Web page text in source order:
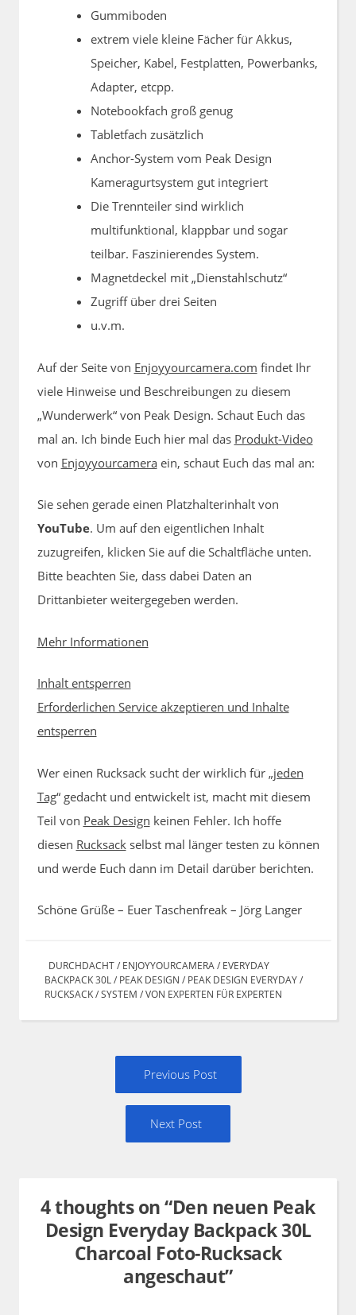
Gummiboden
extrem viele kleine Fächer für Akkus,
Speicher, Kabel, Festplatten, Powerbanks,
Adapter, etcpp.
Notebookfach groß genug
Tabletfach zusätzlich
Anchor-System vom Peak Design
Kameragurtsystem gut integriert
Die Trennteiler sind wirklich
multifunktional, klappbar und sogar
teilbar. Faszinierendes System.
Magnetdeckel mit „Dienstahlschutz“
Zugriff über drei Seiten
u.v.m.
Auf der Seite von Enjoyyourcamera.com findet Ihr
viele Hinweise und Beschreibungen zu diesem
„Wunderwerk“ von Peak Design. Schaut Euch das
mal an. Ich binde Euch hier mal das Produkt-Video
von Enjoyyourcameraein, schaut Euch das mal an:
Sie sehen gerade einen Platzhalterinhalt von
YouTube. Um auf den eigentlichen Inhalt
zuzugreifen, klicken Sie auf die Schaltfläche unten.
Bitte beachten Sie, dass dabei Daten an
Drittanbieter weitergegeben werden.
Mehr Informationen
Inhalt entsperren
Erforderlichen Service akzeptieren und Inhalte
entsperren
Wer einen Rucksack sucht der wirklich für „jeden
Tag“ gedacht und entwickelt ist, macht mit diesem
Teil von Peak Design keinen Fehler. Ich hoffe
diesen Rucksack selbst mal länger testen zu können
und werde Euch dann im Detail darüber berichten.
Schöne Grüße – Euer Taschenfreak – Jörg Langer
DURCHDACHT/ ENJOYYOURCAMERA/ EVERYDAY
BACKPACK 30L/ PEAK DESIGN / PEAK DESIGN EVERYDAY/
RUCKSACK/SYSTEM /VON EXPERTEN FÜR EXPERTEN
Previous Post
post:
Next Post
Post:
4 thoughts on “Den neuen Peak
Design Everyday Backpack 30L
Charcoal Foto-Rucksack
angeschaut”